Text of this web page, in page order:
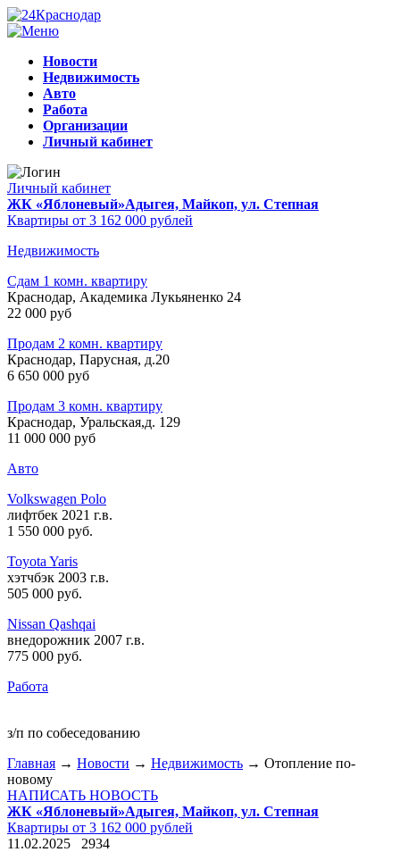
Новости
Недвижимость
Авто
Работа
Организации
Личный кабинет
Личный кабинет
ЖК «Яблоневый»Адыгея, Майкоп, ул. Степная
Квартиры от 3 162 000 рублей
Недвижимость
Сдам 1 комн. квартиру
Краснодар, Академика Лукьяненко 24
22 000 руб
Продам 2 комн. квартиру
Краснодар, Парусная, д.20
6 650 000 руб
Продам 3 комн. квартиру
Краснодар, Уральская,д. 129
11 000 000 руб
Авто
Volkswagen Polo
лифтбек 2021 г.в.
1 550 000 руб.
Toyota Yaris
хэтчбэк 2003 г.в.
505 000 руб.
Nissan Qashqai
внедорожник 2007 г.в.
775 000 руб.
Работа
з/п по собеседованию
Главная → Новости → Недвижимость → Отопление по-
новому
НАПИСАТЬ НОВОСТЬ
ЖК «Яблоневый»Адыгея, Майкоп, ул. Степная
Квартиры от 3 162 000 рублей
11.02.2025
2934